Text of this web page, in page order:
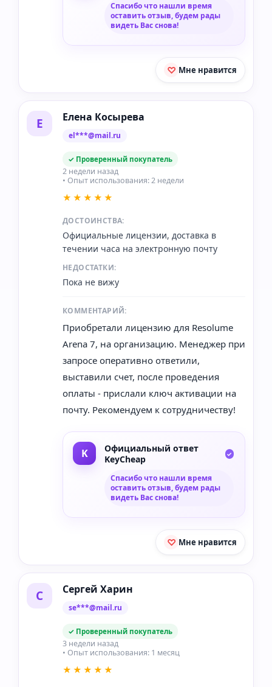
Спасибо что нашли время
оставить отзыв, будем рады
видеть Вас снова!
Мне нравится
Е Елена Косырева
el***@mail.ru
✓ Проверенный покупатель
2 недели назад
• Опыт использования: 2 недели
★★★★★
ДОСТОИНСТВА:
Официальные лицензии, доставка в
течении часа на электронную почту
НЕДОСТАТКИ:
Пока не вижу
КОММЕНТАРИЙ:
Приобретали лицензию для Resolume
Arena 7, на организацию. Менеджер при
запросе оперативно ответили,
выставили счет, после проведения
оплаты - прислали ключ активации на
почту. Рекомендуем к сотрудничеству!
Официальный ответ
KeyCheap
Спасибо что нашли время
оставить отзыв, будем рады
видеть Вас снова!
Мне нравится
С Сергей Харин
se***@mail.ru
✓ Проверенный покупатель
3 недели назад
• Опыт использования: 1 месяц
★★★★★